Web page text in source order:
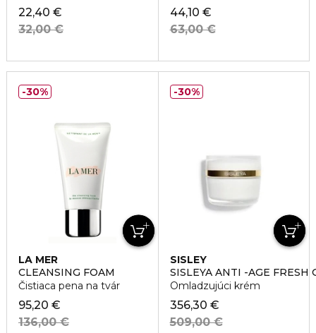
22,40 €
32,00 €
44,10 €
63,00 €
LA MER
CLEANSING FOAM
Čistiaca pena na tvár
95,20 €
136,00 €
30%
SISLEY
SISLEYA ANTI -AGE FRESH
Omladzujúci krém
356,30 €
509,00 €
30%